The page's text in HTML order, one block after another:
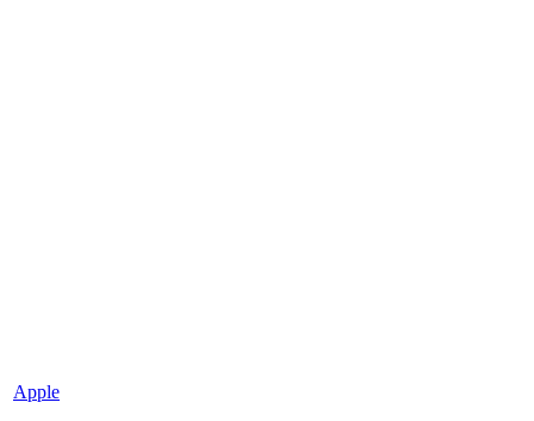
Apple